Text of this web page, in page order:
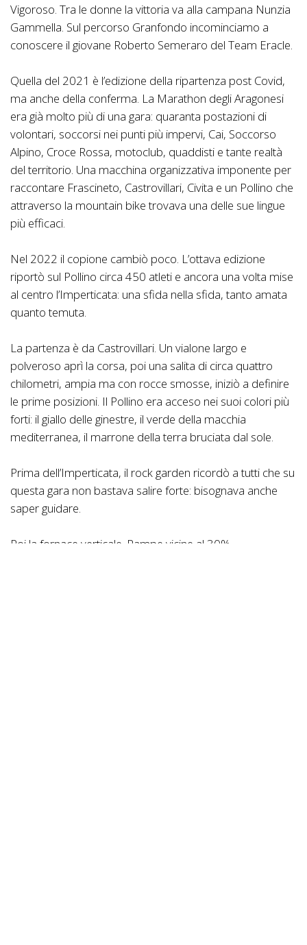
Vigoroso. Tra le donne la vittoria va alla campana Nunzia
Gammella. Sul percorso Granfondo incominciamo a
conoscere il giovane Roberto Semeraro del Team Eracle.
Quella del 2021 è l’edizione della ripartenza post Covid,
ma anche della conferma. La Marathon degli Aragonesi
era già molto più di una gara: quaranta postazioni di
volontari, soccorsi nei punti più impervi, Cai, Soccorso
Alpino, Croce Rossa, motoclub, quaddisti e tante realtà
del territorio. Una macchina organizzativa imponente per
raccontare Frascineto, Castrovillari, Civita e un Pollino che
attraverso la mountain bike trovava una delle sue lingue
più efficaci.
Nel 2022 il copione cambiò poco. L’ottava edizione
riportò sul Pollino circa 450 atleti e ancora una volta mise
al centro l’Imperticata: una sfida nella sfida, tanto amata
quanto temuta.
La partenza è da Castrovillari. Un vialone largo e
polveroso aprì la corsa, poi una salita di circa quattro
chilometri, ampia ma con rocce smosse, iniziò a definire
le prime posizioni. Il Pollino era acceso nei suoi colori più
forti: il giallo delle ginestre, il verde della macchia
mediterranea, il marrone della terra bruciata dal sole.
Prima dell’Imperticata, il rock garden ricordò a tutti che su
questa gara non bastava salire forte: bisognava anche
saper guidare.
Poi la fornace verticale. Rampe vicine al 30%,